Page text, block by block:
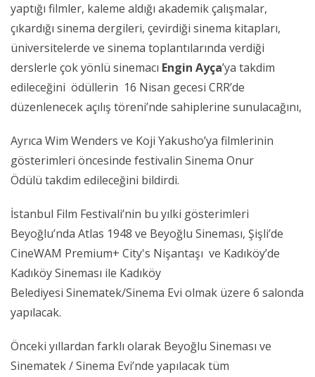
yaptığı filmler, kaleme aldığı akademik çalışmalar,
çıkardığı sinema dergileri, çevirdiği sinema kitapları,
üniversitelerde ve sinema toplantılarında verdiği
derslerle çok yönlü sinemacı Engin Ayça’ya takdim
edileceğini ödüllerin 16 Nisan gecesi CRR’de
düzenlenecek açılış töreni’nde sahiplerine sunulacağını,
Ayrıca Wim Wenders ve Koji Yakusho’ya filmlerinin
gösterimleri öncesinde festivalin Sinema Onur
Ödülü takdim edileceğini bildirdi.
İstanbul Film Festivali’nin bu yılki gösterimleri
Beyoğlu’nda Atlas 1948 ve Beyoğlu Sineması, Şişli’de
CineWAM Premium+ City's Nişantaşı ve Kadıköy’de
Kadıköy Sineması ile Kadıköy
Belediyesi Sinematek/Sinema Evi olmak üzere 6 salonda
yapılacak.
Önceki yıllardan farklı olarak Beyoğlu Sineması ve
Sinematek / Sinema Evi’nde yapılacak tüm